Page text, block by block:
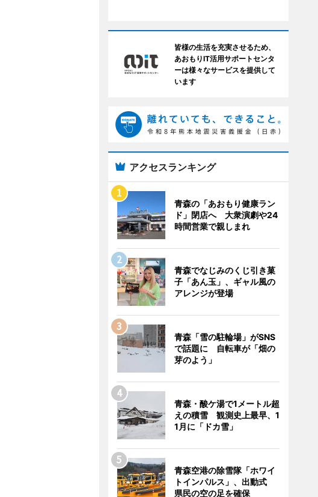
皆様の生活を充実させるため、
あおもりIT活用サポートセンタ
ーは様々なサービスを提供して
います
アクセスランキング
青森の「あおもり健康ラン
ド」閉店へ 大衆演劇や24
時間営業で親しまれ
青森でなじみのくじ引き菓
子「あん玉」、ギャル風の
アレンジが登場
青森「雪の駐輪場」がSNS
で話題に 自転車が「畑の
芽のよう」
青森・酸ケ湯で1メートル超
えの積雪 観測史上最早、1
1月に「ドカ雪」
青森空港の除雪隊「ホワイ
トインパルス」、出動式
県民の空の足を確保